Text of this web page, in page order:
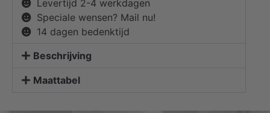
Levertijd 2-4 werkdagen
Speciale wensen? Mail nu!
14 dagen bedenktijd
Beschrijving
Maattabel